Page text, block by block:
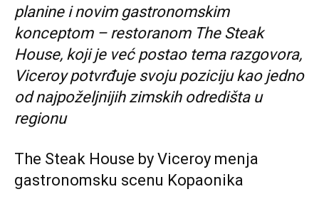
planine i novim gastronomskim
konceptom – restoranom The Steak
House, koji je već postao tema razgovora,
Viceroy potvrđuje svoju poziciju kao jedno
od najpoželjnijih zimskih odredišta u
regionu
The Steak House by Viceroy menja
gastronomsku scenu Kopaonika